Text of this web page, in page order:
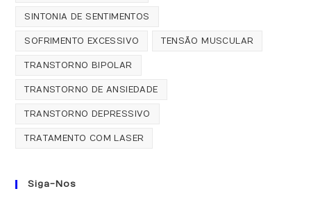
SINTONIA DE SENTIMENTOS
SOFRIMENTO EXCESSIVO TENSÃO MUSCULAR
TRANSTORNO BIPOLAR
TRANSTORNO DE ANSIEDADE
TRANSTORNO DEPRESSIVO
TRATAMENTO COM LASER
Siga-Nos